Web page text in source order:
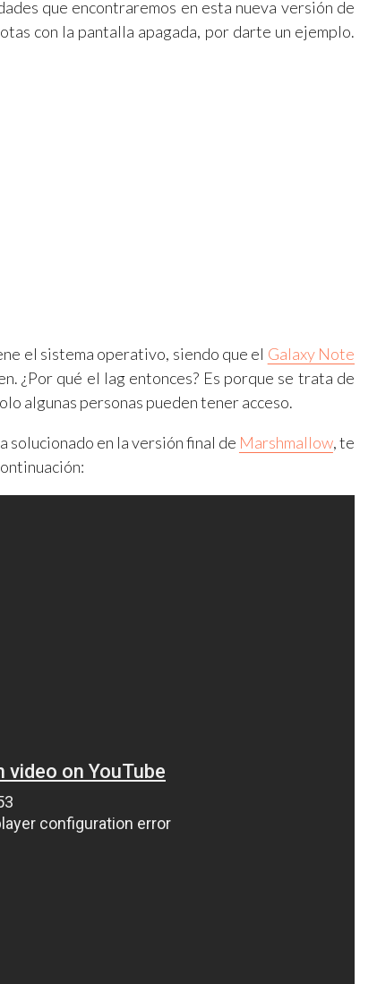
que encontraremos en esta nueva versión de
con la pantalla apagada, por darte un ejemplo.
el sistema operativo, siendo que el Galaxy Note
¿Por qué el lag entonces? Es porque se trata de
algunas personas pueden tener acceso.
solucionado en la versión final de Marshmallow, te